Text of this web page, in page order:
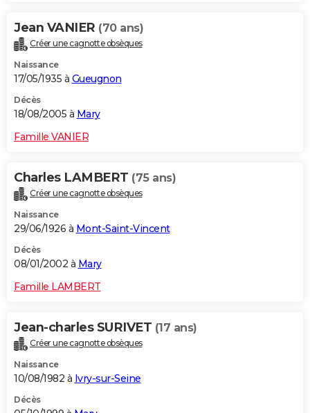
Jean VANIER (70 ans)
Créer une cagnotte obsèques
Naissance
17/05/1935 à Gueugnon
Décès
18/08/2005 à Mary
Famille VANIER
Charles LAMBERT (75 ans)
Créer une cagnotte obsèques
Naissance
29/06/1926 à Mont-Saint-Vincent
Décès
08/01/2002 à Mary
Famille LAMBERT
Jean-charles SURIVET (17 ans)
Créer une cagnotte obsèques
Naissance
10/08/1982 à Ivry-sur-Seine
Décès